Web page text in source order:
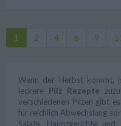
1 2 4 6 9
Wenn der Herbst kommt,
leckere Pilz Rezepte
verschiedenen Pilzen gibt
für reichlich Abwechslung
Salate, Hauptgerichte